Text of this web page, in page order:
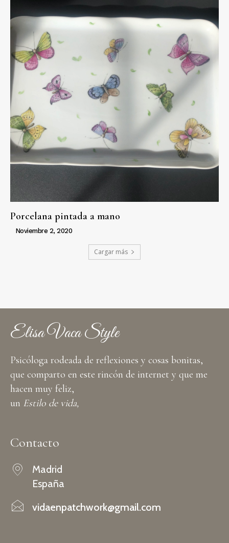
Porcelana pintada a mano
Noviembre 2, 2020
Cargar más
Elisa Vaca Style
Psicóloga rodeada de reflexiones y cosas bonitas,
que comparto en este rincón de internet y que me
hacen muy feliz,
un Estilo de vida,
Contacto
Madrid
España
vidaenpatchwork@gmail.com